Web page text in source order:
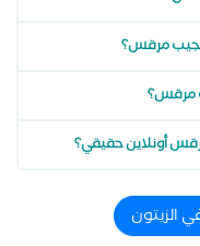
عجيب مرقس؟
مرقس؟
أونلاين حقيقي؟
الزيتون